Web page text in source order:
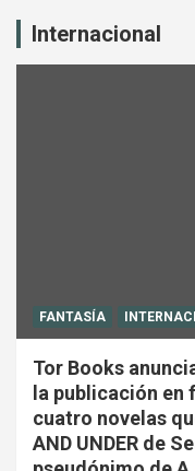
Internacional
FANTASÍA
Tor Books
la publicación en
cuatro novelas
AND UNDER de